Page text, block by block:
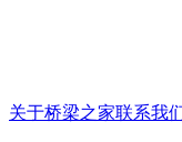
关于桥梁之家联系我